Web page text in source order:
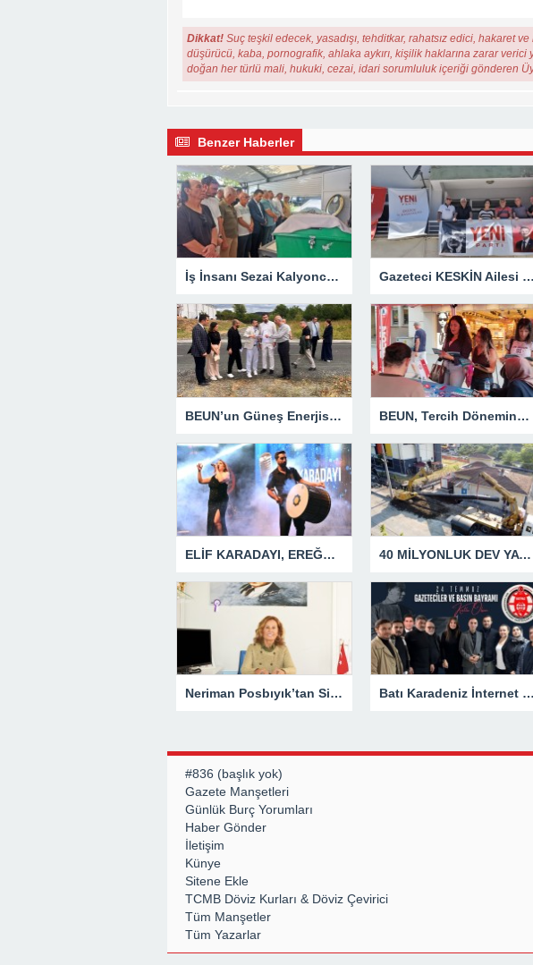
Dikkat! Suç teşkil edecek, yasadışı, tehditkar, rahatsız edici, hakaret ve
düşürücü, kaba, pornografik, ahlaka aykırı, kişilik haklarına zarar
doğan her türlü mali, hukuki, cezai, idari sorumluluk içeriği gönderen
Benzer Haberler
İş İnsanı Sezai Kalyoncu’nun Acı Günü Gazeteci KESKİN Ailesi Memleketi Düzce’de Yeni Parti Binasını Ziyaret Etti
BEUN’un Güneş Enerjisi Santrali Projesinde Yer Teslimi Gerçekleştirildi BEUN, Tercih Döneminde Zonguldak’ın Dört Bir Yanında Aday Öğrencilerle Buluşuyor
ELİF KARADAYI, EREĞLİLİLERİ COŞTURDU 40 MİLYONLUK DEV YATIRIMDA İLK ETAP TAMAMLANDI
Neriman Posbıyık’tan Siyasi Açıklama Batı Karadeniz İnternet Gazetecileri ve Yazarları Cemiyeti 24 Temmuz Basın Bayramını kutladı.
#836 (başlık yok)
Gazete Manşetleri
Günlük Burç Yorumları
Haber Gönder
İletişim
Künye
Sitene Ekle
TCMB Döviz Kurları & Döviz Çevirici
Tüm Manşetler
Tüm Yazarlar